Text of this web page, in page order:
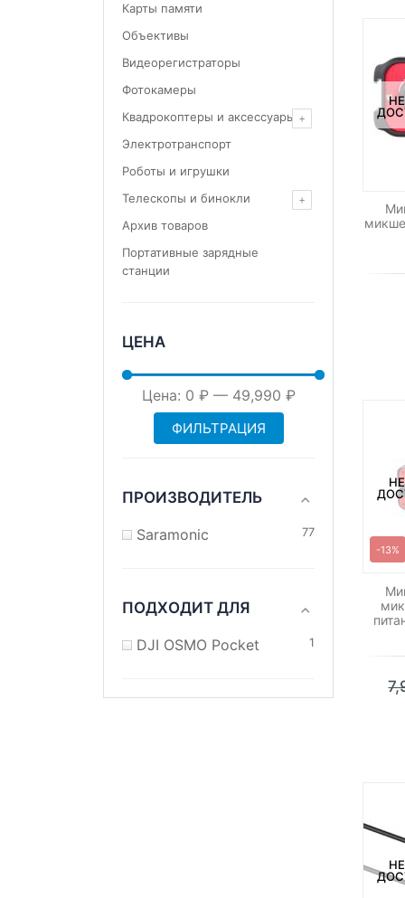
Карты памяти
Объективы
Видеорегистраторы
Фотокамеры
Квадрокоптеры и аксессуары
Электротранспорт
Роботы и игрушки
Телескопы и бинокли
Архив товаров
Портативные зарядные
станции
ЦЕНА
Минимальная
цена
Максимальная
цена
ФИЛЬТРАЦИЯ
Цена: 0 ₽— 49,990 ₽
ПРОИЗВОДИТЕЛЬ
Saramonic 77
ПОДХОДИТ ДЛЯ
DJI OSMO Pocket 1
-13%